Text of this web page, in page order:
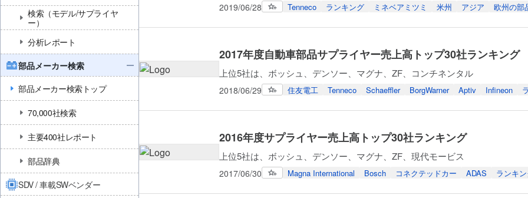
検索（モデル/サプライヤ
ー）
分析レポート
部品メーカー検索
部品メーカー検索トップ
70,000社検索
主要400社レポート
部品辞典
SDV / 車載SWベンダー
2019/06/28 Tenneco ランキング ミネベアミツミ 米州 アジア 欧州の部
2017年度自動車部品サプライヤー売上高トップ30社ランキング
上位5社は、ボッシュ、デンソー、マグナ、ZF、コンチネンタル
2018/06/29 住友電工 Tenneco Schaeffler BorgWarner Aptiv Infineon
2016年度サプライヤー売上高トップ30社ランキング
上位5社は、ボッシュ、デンソー、マグナ、ZF、現代モービス
2017/06/30 Magna International Bosch コネクテッドカー ADAS ランキ